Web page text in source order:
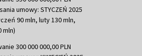
umowy: STYCZEŃ 2025
90 mln, luty 130 mln,
mln)
300 000 000,00 PLN